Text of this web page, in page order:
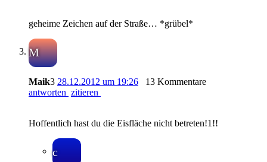
geheime Zeichen auf der Straße… *grübel*
M
Maik3 28.12.2012 um 19:26
13 Kommentare
antworten zitieren
Hoffentlich hast du die Eisfläche nicht betreten!1!!
c